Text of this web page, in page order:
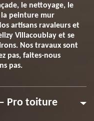
le nettoyage, le
peinture mur
artisans ravaleurs et
Villacoublay et se
Nos travaux sont
pas, faites-nous
pas.
Pro toiture